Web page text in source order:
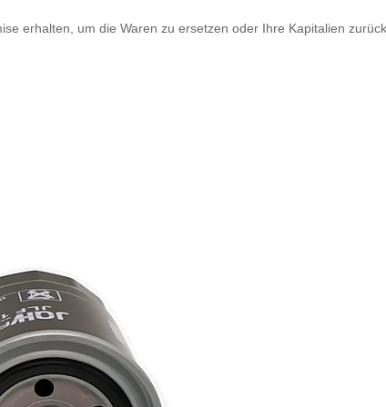
erhalten, um die Waren zu ersetzen oder Ihre Kapitalien